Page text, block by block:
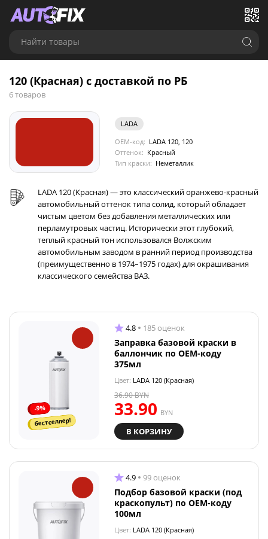
Найти товары
120 (Красная) с доставкой по РБ
6 товаров
LADA
OEM-код: LADA 120, 120
Оттенок: Красный
Тип краски: Неметаллик
LADA 120 (Красная) — это классический оранжево-красный
автомобильный оттенок типа солид, который обладает
чистым цветом без добавления металлических или
перламутровых частиц. Исторически этот глубокий,
теплый красный тон использовался Волжским
автомобильным заводом в ранний период производства
(преимущественно в 1974–1975 годах) для окрашивания
классического семейства ВАЗ.
-9%
бестселлер!
4.8 185 оценок
Заправка базовой краски в
баллончик по OEM-коду
375мл
Цвет: LADA 120 (Красная)
33.90 BYN
36.90BYN
В КОРЗИНУ
4.9 99 оценок
Подбор базовой краски (под
краскопульт) по OEM-коду
100мл
Цвет: LADA 120 (Красная)